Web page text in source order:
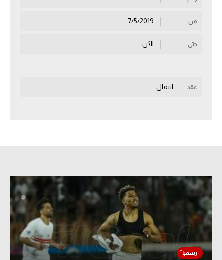
القسم الثاني
كرة يد
كرة طائرة
الوطن العربي
في المونديال
من
حتى الآن
عقد انتقال